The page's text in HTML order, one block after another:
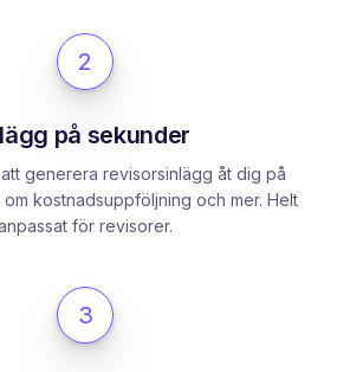
2
på sekunder
generera revisorsinlägg åt dig på
kostnadsuppföljning och mer. Helt
för revisorer.
3